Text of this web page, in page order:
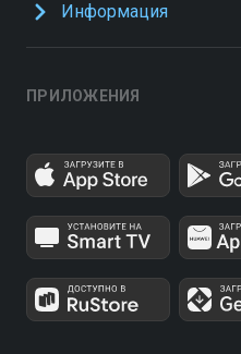
Информация
ПРИЛОЖЕНИЯ